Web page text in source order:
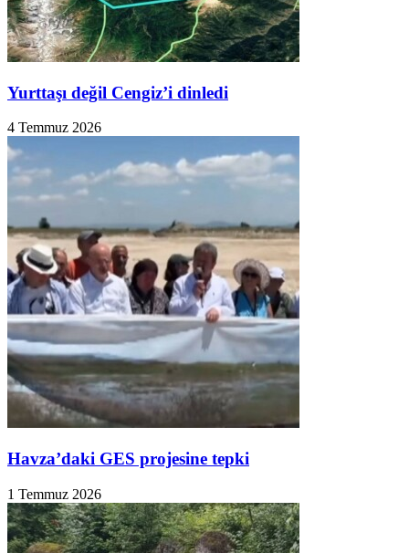
Yurttaşı değil Cengiz’i dinledi
4 Temmuz 2026
Havza’daki GES projesine tepki
1 Temmuz 2026